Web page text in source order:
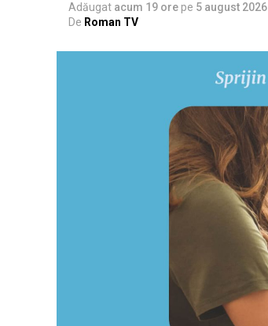
Adăugat acum 19 ore pe 5 august 2026
De Roman TV